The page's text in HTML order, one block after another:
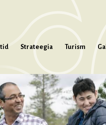
Strateegia Turism